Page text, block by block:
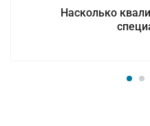
Насколько